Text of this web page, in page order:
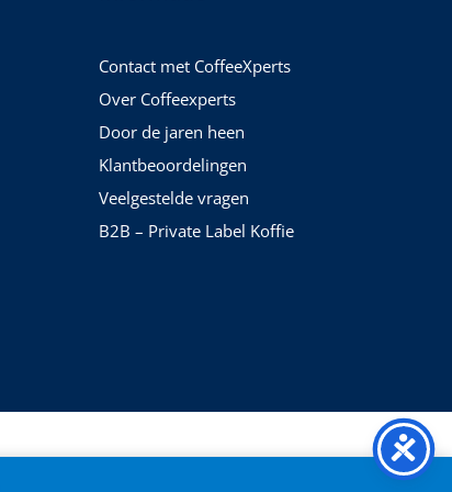
Contact met CoffeeXperts
Over Coffeexperts
Door de jaren heen
Klantbeoordelingen
Veelgestelde vragen
B2B – Private Label Koffie